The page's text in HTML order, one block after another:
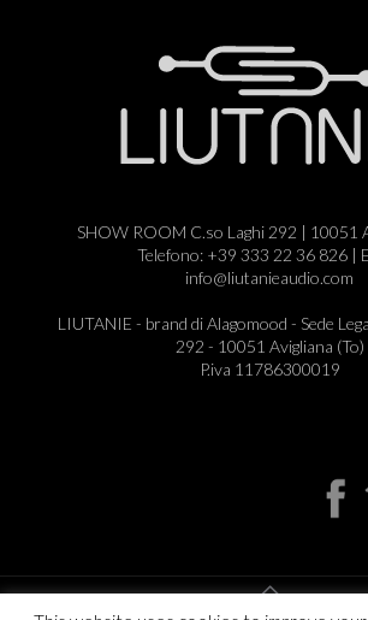
SHOW ROOM C.so Laghi 292 | 10051
Telefono: +39 333 22 36 826 |
info@liutanieaudio.com
LIUTANIE - brand di Alagomood - Sede
292 - 10051 Avigliana (To)
P.iva 11786300019